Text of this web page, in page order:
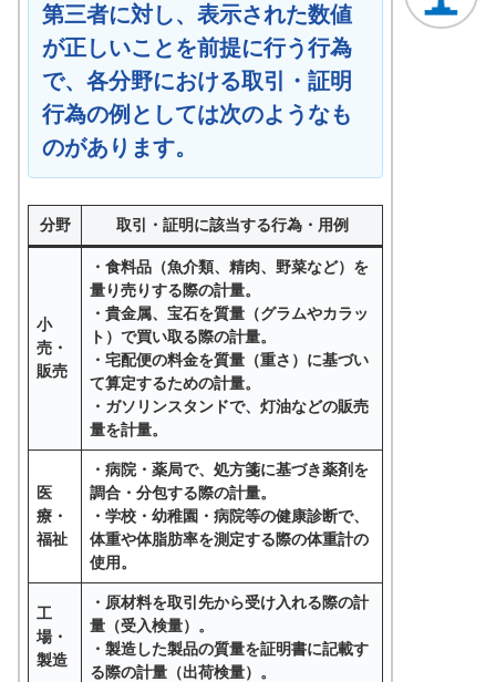
第三者に対し、表示された数値
が正しいことを前提に行う行為
で、各分野における取引・証明
行為の例としては次のようなも
のがあります。
分野 取引・証明に該当する行為・用例
小
売・
販売
・食料品 （魚介類、精肉、野菜など）を
量り売りする際の計量。
・貴金属、宝石を質量（グラムやカラッ
ト）で買い取る際の計量。
・宅配便の料金を質量（重さ）に基づい
て算定するための計量。
・ ガソリンスタンドで、灯油などの販売
量を計量。
医
療・
福祉
・病院・薬局で、処方箋に基づき薬剤を
調合・分包する際の計量。
・学校・幼稚園・病院等の健康診断で、
体重や体脂肪率を測定する際の体重計の
使用。
工
場・
製造
・ 原材料を取引先から受け入れる際の計
量（受入検量）。
・製造した製品の質量を証明書に記載す
る際の計量（出荷検量）。